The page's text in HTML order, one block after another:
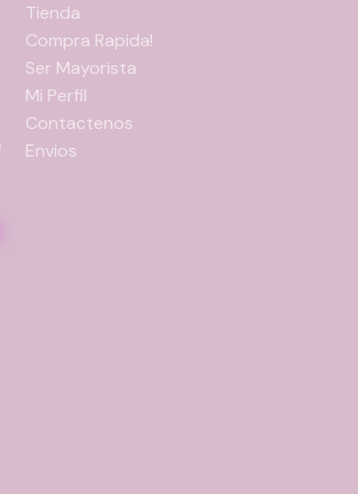
Tienda
Compra Rapida!
Ser Mayorista
Mi Perfil
Contactenos
Envios